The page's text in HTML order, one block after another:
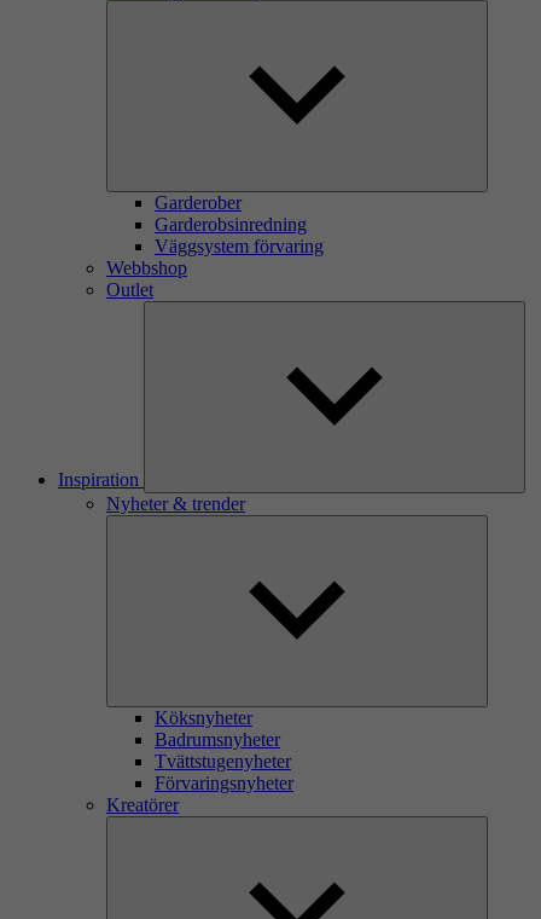
Garderober
Garderobsinredning
Väggsystem förvaring
Webbshop
Outlet
Inspiration
Nyheter & trender
Köksnyheter
Badrumsnyheter
Tvättstugenyheter
Förvaringsnyheter
Kreatörer